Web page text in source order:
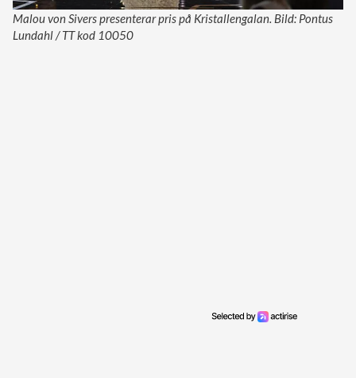
Malou von Sivers presenterar pris på Kristallengalan. Bild: Pontus
Lundahl / TT kod 10050